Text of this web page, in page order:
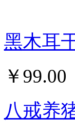
黑木耳
￥ 99.00
八戒养